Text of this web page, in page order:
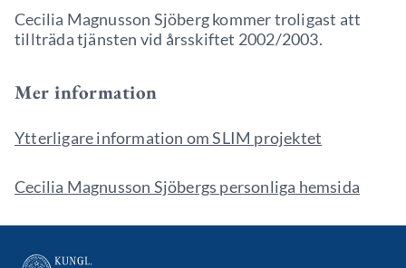
Cecilia Magnusson Sjöberg kommer troligast att
tillträda tjänsten vid årsskiftet 2002/2003.
Mer information
Ytterligare information om SLIM projektet
Cecilia Magnusson Sjöbergs personliga hemsida